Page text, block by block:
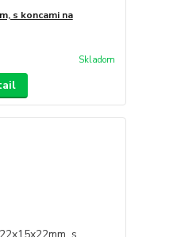
s koncami na
Skladom